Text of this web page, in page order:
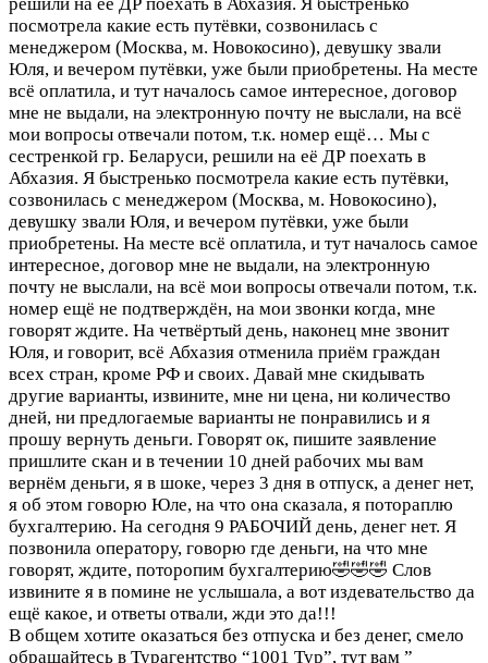
посмотрела какие есть путёвки, созвонилась с
менеджером (Москва, м. Новокосино), девушку звали
Юля, и вечером путёвки, уже были приобретены. На месте
всё оплатила, и тут началось самое интересное, договор
мне не выдали, на электронную почту не выслали, на всё
мои вопросы отвечали потом, т.к. номер ещё… Мы с
сестренкой гр. Беларуси, решили на её ДР поехать в
Абхазия. Я быстренько посмотрела какие есть путёвки,
созвонилась с менеджером (Москва, м. Новокосино),
девушку звали Юля, и вечером путёвки, уже были
приобретены. На месте всё оплатила, и тут началось самое
интересное, договор мне не выдали, на электронную
почту не выслали, на всё мои вопросы отвечали потом, т.к.
номер ещё не подтверждён, на мои звонки когда, мне
говорят ждите. На четвёртый день, наконец мне звонит
Юля, и говорит, всё Абхазия отменила приём граждан
всех стран, кроме РФ и своих. Давай мне скидывать
другие варианты, извините, мне ни цена, ни количество
дней, ни предлогаемые варианты не понравились и я
прошу вернуть деньги. Говорят ок, пишите заявление
пришлите скан и в течении 10 дней рабочих мы вам
вернём деньги, я в шоке, через 3 дня в отпуск, а денег нет,
я об этом говорю Юле, на что она сказала, я потораплю
бухгалтерию. На сегодня 9 РАБОЧИЙ день, денег нет. Я
позвонила оператору, говорю где деньги, на что мне
говорят, ждите, поторопим бухгалтерию🤣🤣🤣 Слов
извините я в помине не услышала, а вот издевательство да
ещё какое, и ответы отвали, жди это да!!!
В общем хотите оказаться без отпуска и без денег, смело
обращайтесь в Турагентство “1001 Тур”, тут вам ”